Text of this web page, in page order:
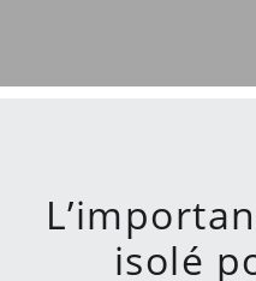
isolé